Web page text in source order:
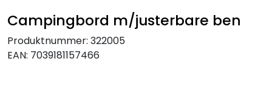
Campingbord m/justerbare ben
Produktnummer: 322005
EAN: 7039181157466
ACCESSORIES
JUL